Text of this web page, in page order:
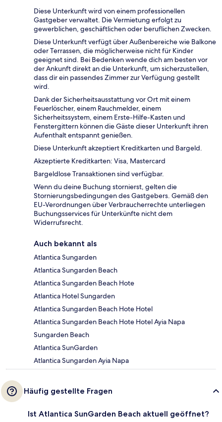
Diese Unterkunft wird von einem professionellen
Gastgeber verwaltet. Die Vermietung erfolgt zu
gewerblichen, geschäftlichen oder beruflichen Zwecken.
Diese Unterkunft verfügt über Außenbereiche wie Balkone
oder Terrassen, die möglicherweise nicht für Kinder
geeignet sind. Bei Bedenken wende dich am besten vor
der Ankunft direkt an die Unterkunft, um sicherzustellen,
dass dir ein passendes Zimmer zur Verfügung gestellt
wird.
Dank der Sicherheitsausstattung vor Ort mit einem
Feuerlöscher, einem Rauchmelder, einem
Sicherheitssystem, einem Erste-Hilfe-Kasten und
Fenstergittern können die Gäste dieser Unterkunft ihren
Aufenthalt entspannt genießen.
Diese Unterkunft akzeptiert Kreditkarten und Bargeld.
Akzeptierte Kreditkarten: Visa, Mastercard
Bargeldlose Transaktionen sind verfügbar.
Wenn du deine Buchung stornierst, gelten die
Stornierungsbedingungen des Gastgebers. Gemäß den
EU-Verordnungen über Verbraucherrechte unterliegen
Buchungsservices für Unterkünfte nicht dem
Widerrufsrecht.
Auch bekannt als
Atlantica Sungarden
Atlantica Sungarden Beach
Atlantica Sungarden Beach Hote
Atlantica Hotel Sungarden
Atlantica Sungarden Beach Hote Hotel
Atlantica Sungarden Beach Hote Hotel Ayia Napa
Sungarden Beach
Atlantica SunGarden
Atlantica Sungarden Ayia Napa
Häufig gestellte Fragen
Ist Atlantica SunGarden Beach aktuell geöffnet?